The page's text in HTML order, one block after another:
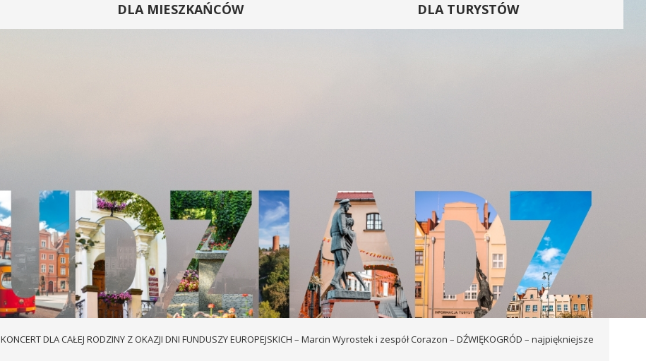
DLA MIESZKAŃCÓW DLA TURYSTÓW
KONCERT DLA CAŁEJ RODZINY Z OKAZJI DNI FUNDUSZY EUROPEJSKICH – Marcin Wyrostek i zespół Corazon – DŹWIĘKOGRÓD – najpiękniejsze